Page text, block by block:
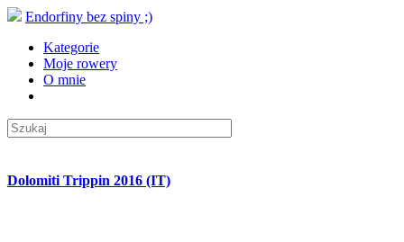
Endorfiny bez spiny ;)
Kategorie
Moje rowery
O mnie
Dolomiti Trippin 2016 (IT)